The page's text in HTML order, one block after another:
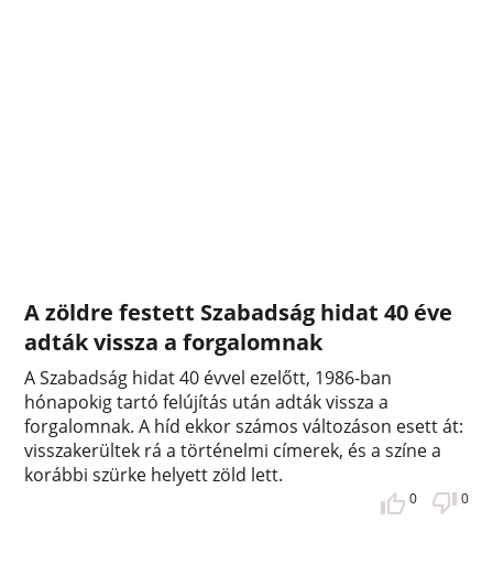
A zöldre festett Szabadság hidat 40 éve
adták vissza a forgalomnak
A Szabadság hidat 40 évvel ezelőtt, 1986-ban
hónapokig tartó felújítás után adták vissza a
forgalomnak. A híd ekkor számos változáson esett át:
visszakerültek rá a történelmi címerek, és a színe a
korábbi szürke helyett zöld lett.
0 0